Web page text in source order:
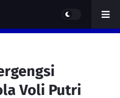
Voli Putri